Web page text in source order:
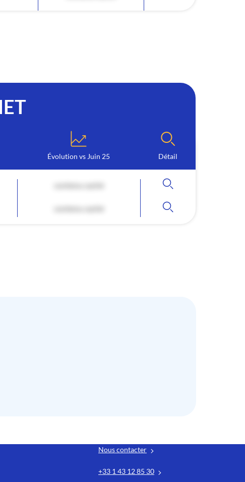
Évolution vs Juin 25 Détail
Nous contacter
+33 1 43 12 85 30